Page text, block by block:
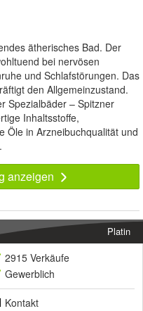
ätherisches Bad. Der
bei nervösen
und Schlafstörungen. Das
den Allgemeinzustand.
Spezialbäder – Spitzner
Inhaltsstoffe,
Öle in Arzneibuchqualität und
anzeigen
Platin
2915 Verkäufe
Gewerblich
Kontakt